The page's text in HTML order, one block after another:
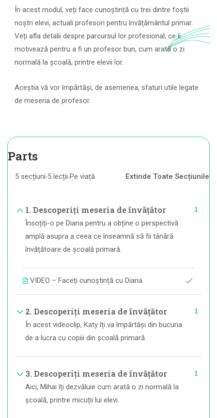
În acest modul, veți face cunoștință cu trei dintre foștii
noștri elevi, actuali profesori pentru învățământul primar.
Veți afla detalii despre parcursul lor profesional, ce îi
motivează pentru a fi un profesor bun, cum arată o zi
normală la școală, printre elevii lor.
Aceștia vă vor împărtăși, de asemenea, sfaturi utile legate
de meseria de profesor.
Parts
5 secțiuni 5 lecții Pe viață Extinde Toate Secțiunile
1. Descoperiți meseria de învățător
Însoțiți-o pe Diana pentru a obține o perspectivă
amplă asupra a ceea ce înseamnă să fii tânără
învățătoare de școală primară.
1
VIDEO – Faceți cunoștință cu Diana
2. Descoperiți meseria de învățător
În acest videoclip, Katy îți va împărtăși din bucuria
de a lucra cu copiii din școală primară.
1
3. Descoperiți meseria de învățător
Aici, Mihai îți dezvăluie cum arată o zi normală la
școală, printre micuții lui elevi.
1